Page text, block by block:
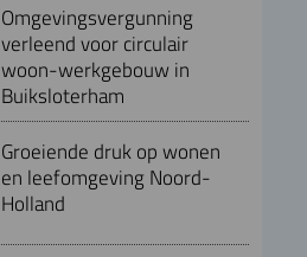
Omgevingsvergunning
verleend voor circulair
woon-werkgebouw in
Buiksloterham
Groeiende druk op wonen
en leefomgeving Noord-
Holland